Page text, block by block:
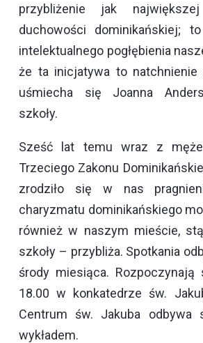
przybliżenie jak
duchowości dominikańskiej;
intelektualnego pogłębienia
że ta inicjatywa to natchnienie
uśmiecha się Joanna
szkoły.
Sześć lat temu wraz z
Trzeciego Zakonu
zrodziło się w nas
charyzmatu dominikańskiego
również w naszym mieście,
szkoły – przybliża. Spotkania
środy miesiąca.
18.00 w konkatedrze św.
Centrum św. Jakuba odbywa
wykładem.